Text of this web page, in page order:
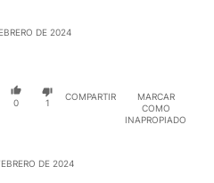
DE 2024
0 1
COMPARTIR
MARCAR
COMO
INAPROPIADO
DE 2024